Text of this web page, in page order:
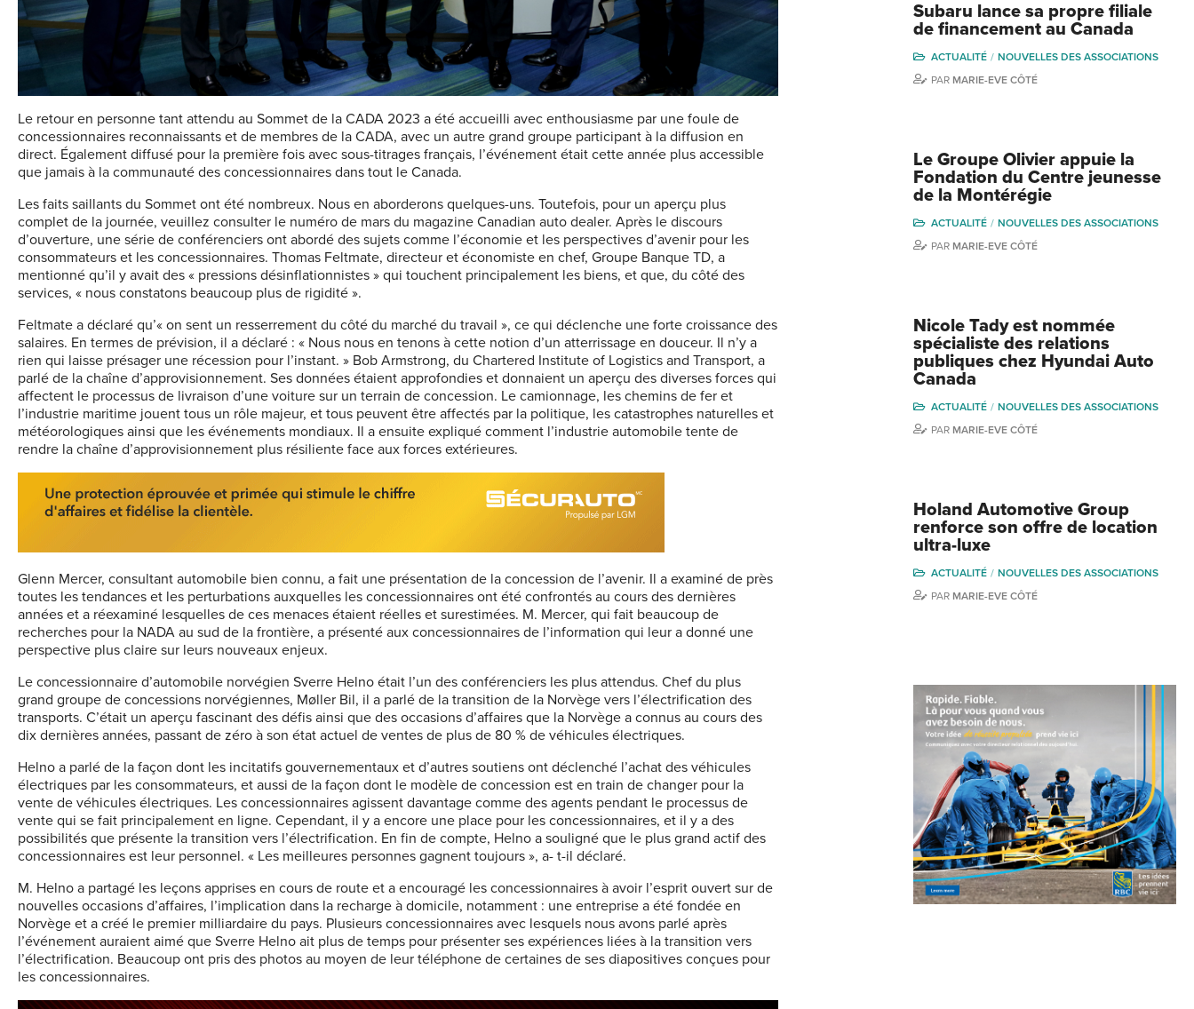
Le retour en personne tant attendu au Sommet de la CADA 2023 a été accueilli avec enthousiasme par une foule de
concessionnaires reconnaissants et de membres de la CADA, avec un autre grand groupe participant à la diffusion en
direct. Également diffusé pour la première fois avec sous-titrages français, l’événement était cette année plus accessible
que jamais à la communauté des concessionnaires dans tout le Canada.
Les faits saillants du Sommet ont été nombreux. Nous en aborderons quelques-uns. Toutefois, pour un aperçu plus
complet de la journée, veuillez consulter le numéro de mars du magazine Canadian auto dealer. Après le discours
d’ouverture, une série de conférenciers ont abordé des sujets comme l’économie et les perspectives d’avenir pour les
consommateurs et les concessionnaires. Thomas Feltmate, directeur et économiste en chef, Groupe Banque TD, a
mentionné qu’il y avait des « pressions désinflationnistes » qui touchent principalement les biens, et que, du côté des
services, « nous constatons beaucoup plus de rigidité ».
Feltmate a déclaré qu’« on sent un resserrement du côté du marché du travail », ce qui déclenche une forte croissance des
salaires. En termes de prévision, il a déclaré : « Nous nous en tenons à cette notion d’un atterrissage en douceur. Il n’y a
rien qui laisse présager une récession pour l’instant. » Bob Armstrong, du Chartered Institute of Logistics and Transport, a
parlé de la chaîne d’approvisionnement. Ses données étaient approfondies et donnaient un aperçu des diverses forces qui
affectent le processus de livraison d’une voiture sur un terrain de concession. Le camionnage, les chemins de fer et
l’industrie maritime jouent tous un rôle majeur, et tous peuvent être affectés par la politique, les catastrophes naturelles et
météorologiques ainsi que les événements mondiaux. Il a ensuite expliqué comment l’industrie automobile tente de
rendre la chaîne d’approvisionnement plus résiliente face aux forces extérieures.
Glenn Mercer, consultant automobile bien connu, a fait une présentation de la concession de l’avenir. Il a examiné de près
toutes les tendances et les perturbations auxquelles les concessionnaires ont été confrontés au cours des dernières
années et a réexaminé lesquelles de ces menaces étaient réelles et surestimées. M. Mercer, qui fait beaucoup de
recherches pour la NADA au sud de la frontière, a présenté aux concessionnaires de l’information qui leur a donné une
perspective plus claire sur leurs nouveaux enjeux.
Le concessionnaire d’automobile norvégien Sverre Helno était l’un des conférenciers les plus attendus. Chef du plus
grand groupe de concessions norvégiennes, Møller Bil, il a parlé de la transition de la Norvège vers l’électrification des
transports. C’était un aperçu fascinant des défis ainsi que des occasions d’affaires que la Norvège a connus au cours des
dix dernières années, passant de zéro à son état actuel de ventes de plus de 80 % de véhicules électriques.
Helno a parlé de la façon dont les incitatifs gouvernementaux et d’autres soutiens ont déclenché l’achat des véhicules
électriques par les consommateurs, et aussi de la façon dont le modèle de concession est en train de changer pour la
vente de véhicules électriques. Les concessionnaires agissent davantage comme des agents pendant le processus de
vente qui se fait principalement en ligne. Cependant, il y a encore une place pour les concessionnaires, et il y a des
possibilités que présente la transition vers l’électrification. En fin de compte, Helno a souligné que le plus grand actif des
concessionnaires est leur personnel. « Les meilleures personnes gagnent toujours », a- t-il déclaré.
M. Helno a partagé les leçons apprises en cours de route et a encouragé les concessionnaires à avoir l’esprit ouvert sur de
nouvelles occasions d’affaires, l’implication dans la recharge à domicile, notamment : une entreprise a été fondée en
Norvège et a créé le premier milliardaire du pays. Plusieurs concessionnaires avec lesquels nous avons parlé après
l’événement auraient aimé que Sverre Helno ait plus de temps pour présenter ses expériences liées à la transition vers
l’électrification. Beaucoup ont pris des photos au moyen de leur téléphone de certaines de ses diapositives conçues pour
les concessionnaires.
Subaru lance sa propre filiale
de financement au Canada
ACTUALITÉ
NOUVELLES DES ASSOCIATIONS
PAR MARIE-EVE CÔTÉ
Le Groupe Olivier appuie la
Fondation du Centre jeunesse
de la Montérégie
ACTUALITÉ
NOUVELLES DES ASSOCIATIONS
PAR MARIE-EVE CÔTÉ
Nicole Tady est nommée
spécialiste des relations
publiques chez Hyundai Auto
Canada
ACTUALITÉ
NOUVELLES DES ASSOCIATIONS
PAR MARIE-EVE CÔTÉ
Holand Automotive Group
renforce son offre de location
ultra-luxe
ACTUALITÉ
NOUVELLES DES ASSOCIATIONS
PAR MARIE-EVE CÔTÉ